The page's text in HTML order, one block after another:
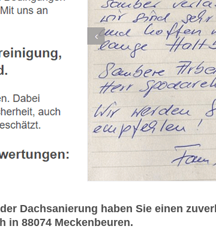
Dachsanierung haben Sie einen
in 88074 Meckenbeuren.